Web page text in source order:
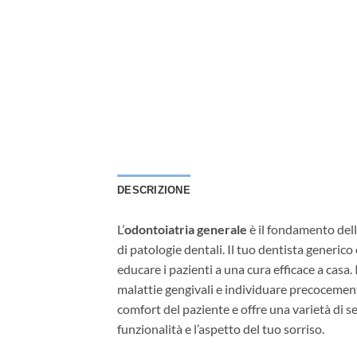
DESCRIZIONE
L’odontoiatria generale è il fondamento
di patologie dentali. Il tuo dentista
educare i pazienti a una cura efficace a
malattie gengivali e individuare
comfort del paziente e offre una varietà di
funzionalità e l’aspetto del tuo sorriso.